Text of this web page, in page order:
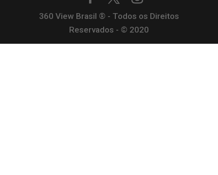
360 View Brasil ® - Todos os Direitos
Reservados - © 2020